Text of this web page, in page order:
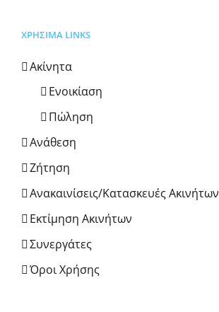
ΧΡΗΣΙΜΑ LINKS
Ακίνητα
Ενοικίαση
Πώληση
Ανάθεση
Ζήτηση
Ανακαινίσεις/Κατασκευές Ακινήτων
Εκτίμηση Ακινήτων
Συνεργάτες
Όροι Χρήσης